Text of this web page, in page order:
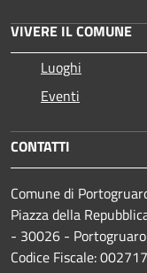
VIVERE IL COMUNE
Luoghi
Eventi
CONTATTI
Comune di
Piazza della
- 30026 - Portogruaro
Codice Fiscale: